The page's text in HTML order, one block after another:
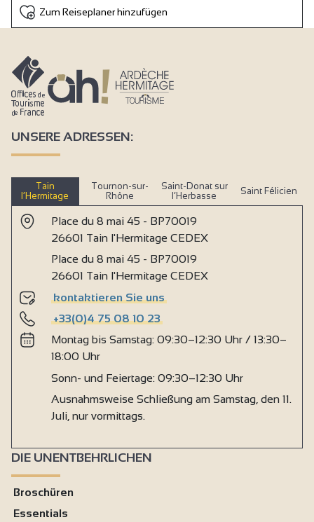
Zum Reiseplaner hinzufügen
UNSERE ADRESSEN:
Tain
l’Hermitage
Tournon-sur-
Rhône
Saint-Donat sur
l’Herbasse
Saint Félicien
Place du 8 mai 45 - BP70019
26601 Tain l'Hermitage CEDEX
Place du 8 mai 45 - BP70019
26601 Tain l'Hermitage CEDEX
kontaktieren Sie uns
+33(0)4 75 08 10 23
Montag bis Samstag: 09:30–12:30 Uhr / 13:30–
18:00 Uhr
Sonn- und Feiertage: 09:30–12:30 Uhr
Ausnahmsweise Schließung am Samstag, den 11.
Juli, nur vormittags.
DIE UNENTBEHRLICHEN
Broschüren
Essentials